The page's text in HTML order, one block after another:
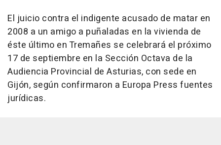
El juicio contra el indigente acusado de matar en
2008 a un amigo a puñaladas en la vivienda de
éste último en Tremañes se celebrará el próximo
17 de septiembre en la Sección Octava de la
Audiencia Provincial de Asturias, con sede en
Gijón, según confirmaron a Europa Press fuentes
jurídicas.